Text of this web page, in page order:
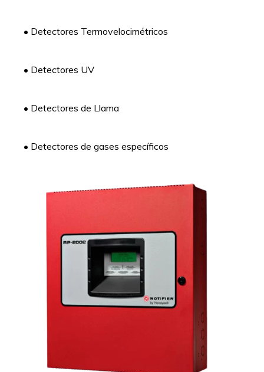
• Detectores Termovelocimétricos
• Detectores UV
• Detectores de Llama
• Detectores de gases específicos